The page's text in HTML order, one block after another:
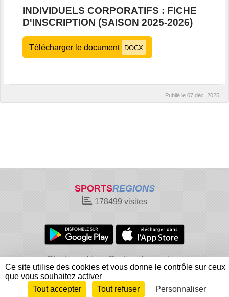
INDIVIDUELS CORPORATIFS : FICHE
D'INSCRIPTION (SAISON 2025-2026)
Télécharger le document DOCX
Publié le 07 déc. 2025
SPORTSREGIONS
178499 visites
Charte cookies
Gestion des cookies
Informations légales
Signaler un contenu inapproprié
Envie de participer ? Connexion
Ce site utilise des cookies et vous donne le contrôle sur ceux
que vous souhaitez activer
Tout accepter
Tout refuser Personnaliser